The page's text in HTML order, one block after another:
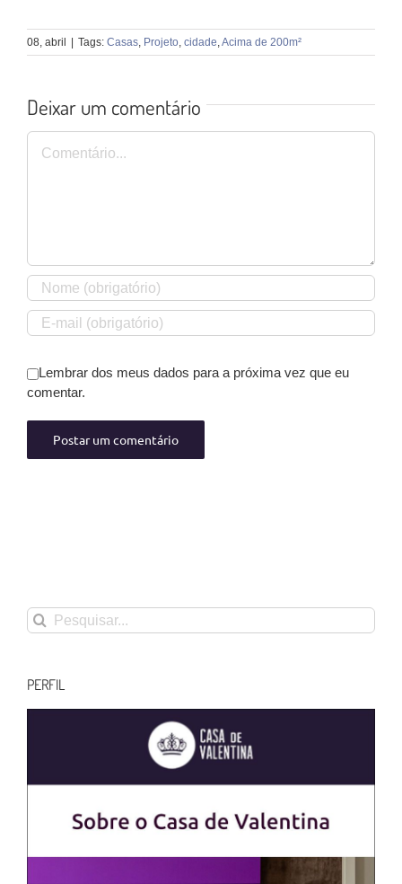
08, abril Tags: Casas, Projeto, cidade,Acima de 200m²
Deixar um comentário
Comentário
Lembrar dos meus dados para a próxima vez que eu
comentar.
Buscar
resultados
PERFIL